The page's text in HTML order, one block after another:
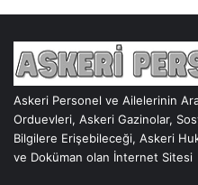
Askeri Personel ve Ailelerinin
Orduevleri, Askeri Gazinolar,
Bilgilere Erişebileceği, Askeri
ve Doküman olan İnternet Sitesi